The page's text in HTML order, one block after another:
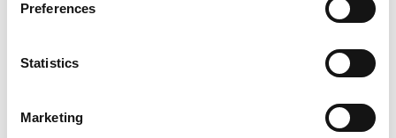
Preferences
Statistics
Marketing